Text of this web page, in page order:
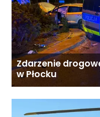
Zdarzenie
w Płocku